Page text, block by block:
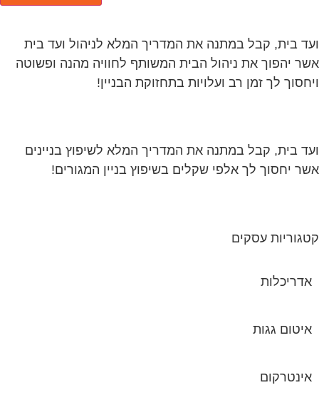
בית, קבל במתנה את המדריך המלא לניהול ועד בית
יהפוך את ניהול הבית המשותף לחוויה מהנה ופשוטה
לך זמן רב ועלויות בתחזוקת הבניין!
בית, קבל במתנה את המדריך המלא לשיפוץ בניינים
יחסוך לך אלפי שקלים בשיפוץ בניין המגורים!
עסקים
אדריכלות
איטום גגות
אינטרקום